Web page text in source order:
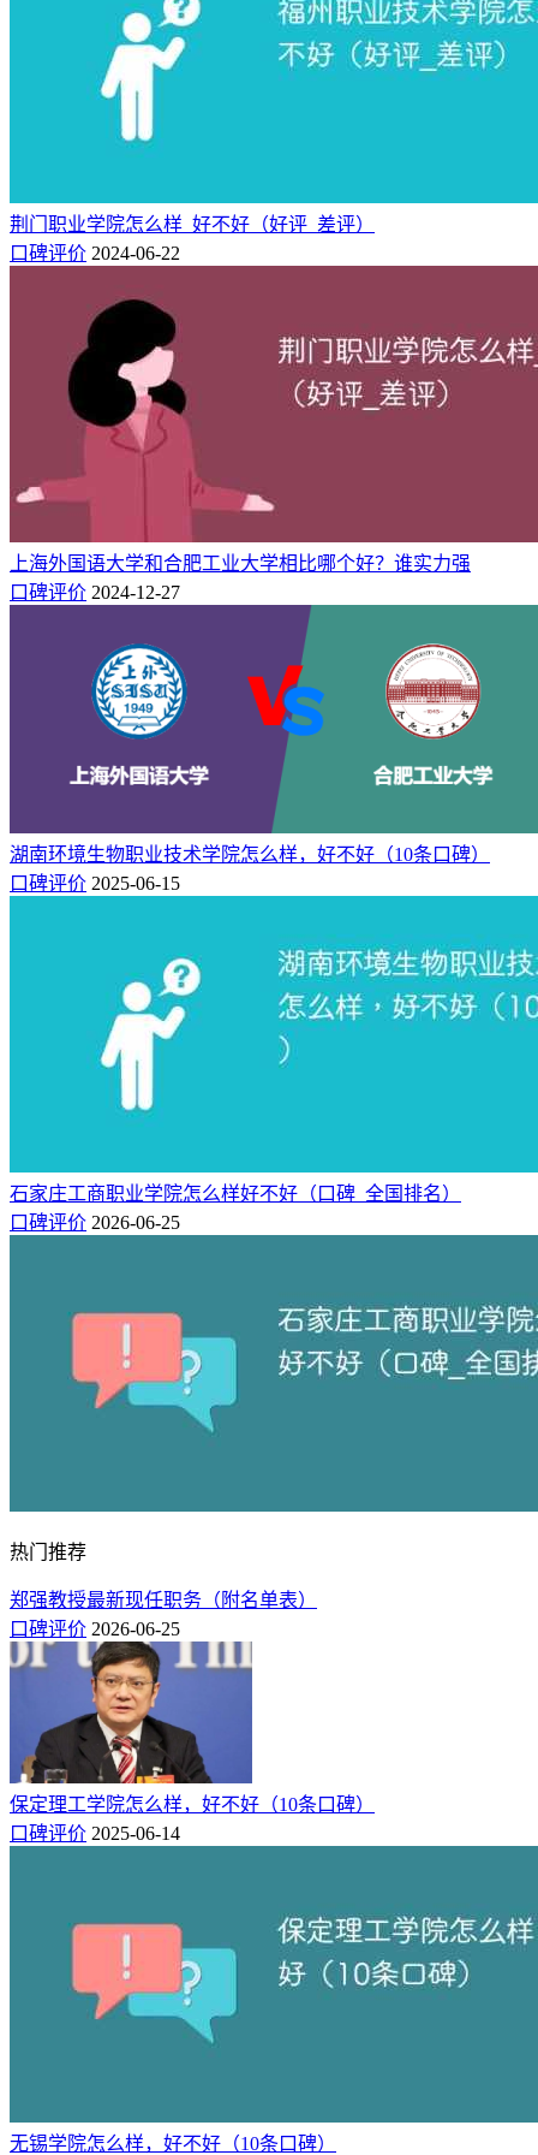
荆门职业学院怎么样_好不好（好评_差评）
口碑评价 2024-06-22
上海外国语大学和合肥工业大学相比哪个好？谁实力强
口碑评价 2024-12-27
湖南环境生物职业技术学院怎么样，好不好（10条口碑）
口碑评价 2025-06-15
石家庄工商职业学院怎么样好不好（口碑_全国排名）
口碑评价 2026-06-25
热门推荐
郑强教授最新现任职务（附名单表）
口碑评价 2026-06-25
保定理工学院怎么样，好不好（10条口碑）
口碑评价 2025-06-14
无锡学院怎么样，好不好（10条口碑）